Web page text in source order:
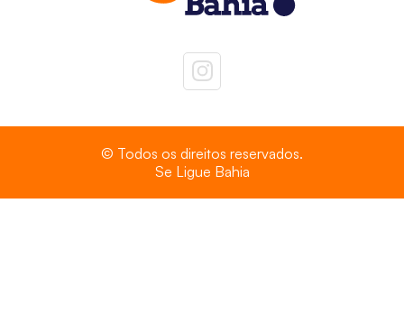
© Todos os direitos reservados.
Se Ligue Bahia